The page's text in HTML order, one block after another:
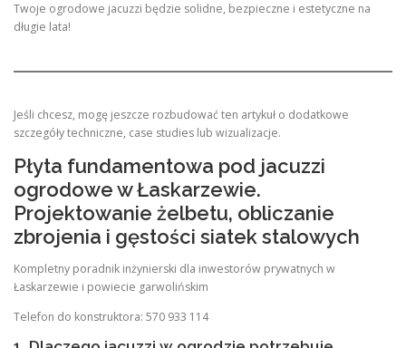
Twoje ogrodowe jacuzzi będzie solidne, bezpieczne i estetyczne na
długie lata!
Jeśli chcesz, mogę jeszcze rozbudować ten artykuł o dodatkowe
szczegóły techniczne, case studies lub wizualizacje.
Płyta fundamentowa pod jacuzzi
ogrodowe w Łaskarzewie.
Projektowanie żelbetu, obliczanie
zbrojenia i gęstości siatek stalowych
Kompletny poradnik inżynierski dla inwestorów prywatnych w
Łaskarzewie i powiecie garwolińskim
Telefon do konstruktora: 570 933 114